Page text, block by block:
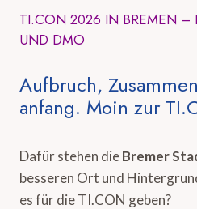
TI.CON 2026 IN BREMEN –
UND DMO
Aufbruch,
anfang. Moin zur
Dafür stehen dieBremer
besseren Ort und
es für die TI.CON geben?